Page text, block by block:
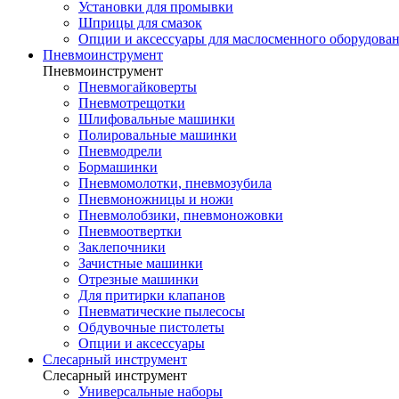
Установки для промывки
Шприцы для смазок
Опции и аксессуары для маслосменного
Пневмоинструмент
Пневмоинструмент
Пневмогайковерты
Пневмотрещотки
Шлифовальные машинки
Полировальные машинки
Пневмодрели
Бормашинки
Пневмомолотки, пневмозубила
Пневмоножницы и ножи
Пневмолобзики, пневмоножовки
Пневмоотвертки
Заклепочники
Зачистные машинки
Отрезные машинки
Для притирки клапанов
Пневматические пылесосы
Обдувочные пистолеты
Опции и аксессуары
Слесарный инструмент
Слесарный инструмент
Универсальные наборы